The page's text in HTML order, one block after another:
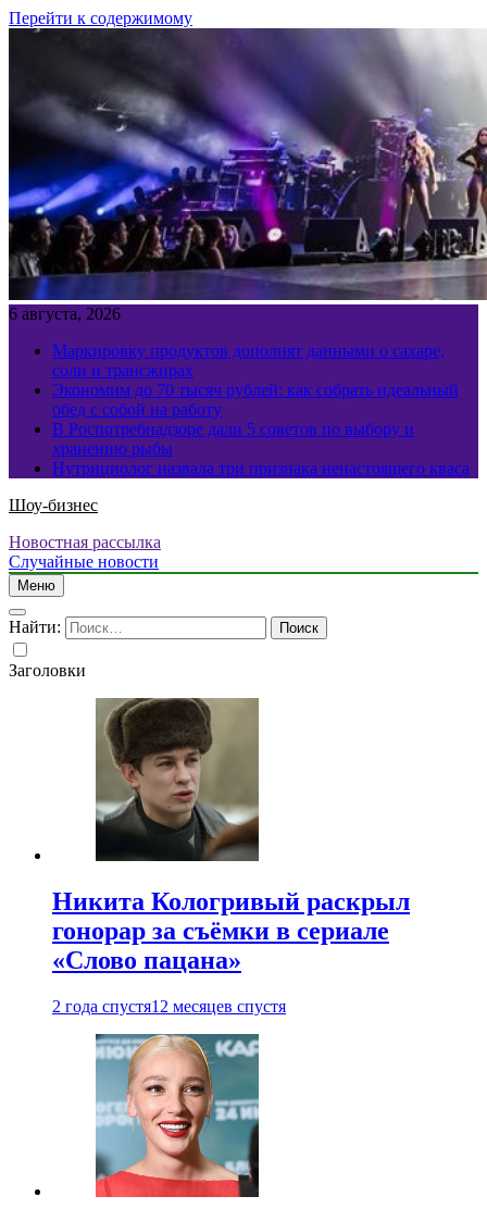
Перейти к содержимому
6 августа, 2026
Маркировку продуктов дополнят данными о сахаре,
соли и трансжирах
Экономим до 70 тысяч рублей: как собрать идеальный
обед с собой на работу
В Роспотребнадзоре дали 5 советов по выбору и
хранению рыбы
Нутрициолог назвала три признака ненастоящего кваса
Шоу-бизнес
Новостная рассылка
Случайные новости
Меню
Найти:
Заголовки
Никита Кологривый раскрыл
гонорар за съёмки в сериале
«Слово пацана»
2 года спустя12 месяцев спустя